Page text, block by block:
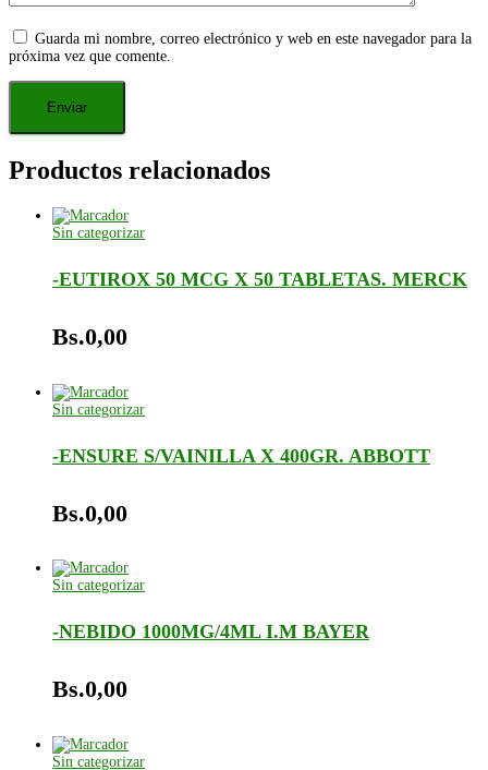
Guarda mi nombre, correo electrónico y web en este navegador para la
próxima vez que comente.
Productos relacionados
Sin categorizar
-EUTIROX 50 MCG X 50 TABLETAS. MERCK
Bs.0,00
Sin categorizar
-ENSURE S/VAINILLA X 400GR. ABBOTT
Bs.0,00
Sin categorizar
-NEBIDO 1000MG/4ML I.M BAYER
Bs.0,00
Sin categorizar